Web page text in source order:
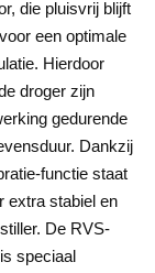
die pluisvrij blijft
een optimale
Hierdoor
droger zijn
gedurende
Dankzij
functie staat
extra stabiel en
De RVS-
speciaal